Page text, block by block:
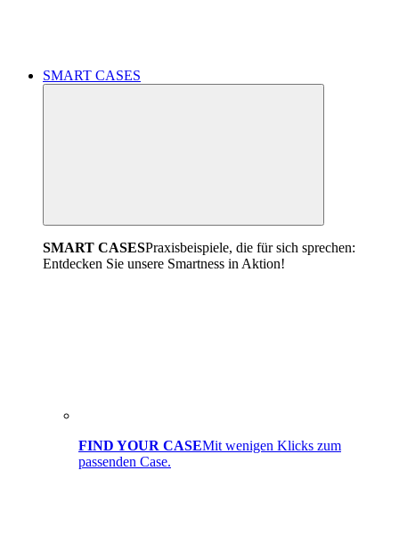
SMART CASES
SMART CASESPraxisbeispiele, die für sich sprechen:
Entdecken Sie unsere Smartness in Aktion!
FIND YOUR CASEMit wenigen Klicks zum
passenden Case.